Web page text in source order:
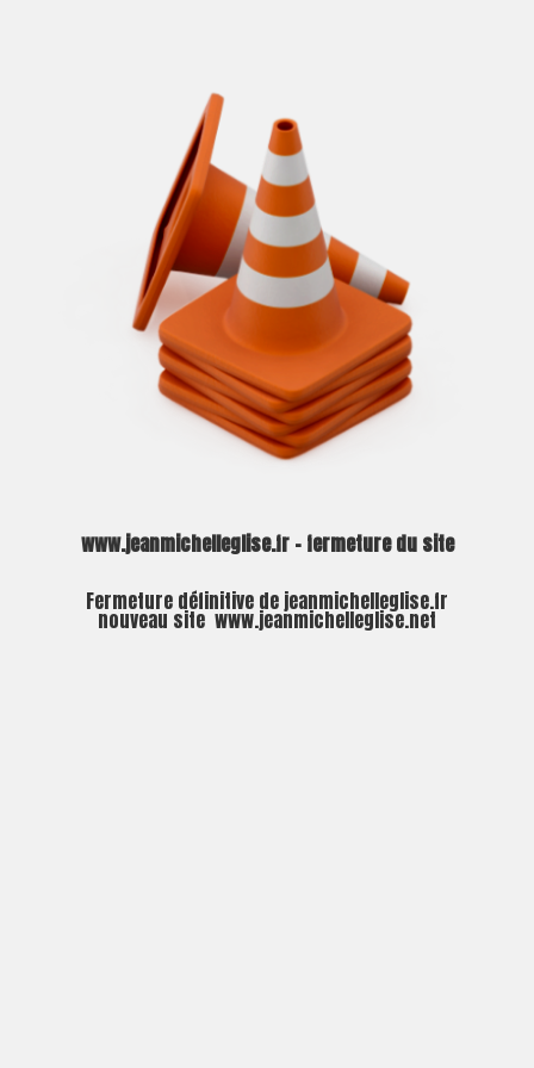
www.jeanmichelleglise.fr – fermeture du site
Fermeture définitive de jeanmichelleglise.fr
nouveau site www.jeanmichelleglise.net